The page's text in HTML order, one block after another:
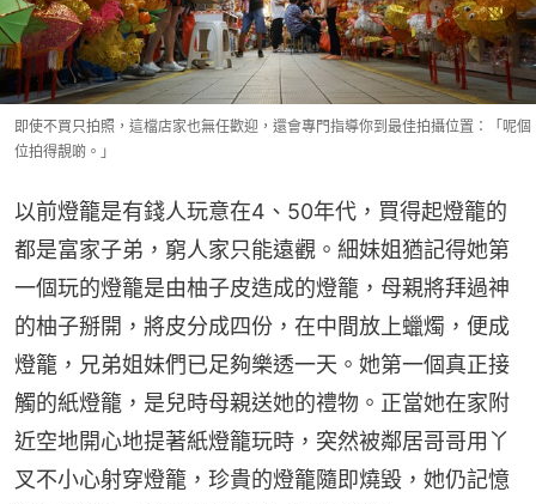
即使不買只拍照，這檔店家也無任歡迎，還會專門指導你到最佳拍攝位置：「呢個
位拍得靚啲。」
以前燈籠是有錢人玩意在4、50年代，買得起燈籠的
都是富家子弟，窮人家只能遠觀。細妹姐猶記得她第
一個玩的燈籠是由柚子皮造成的燈籠，母親將拜過神
的柚子掰開，將皮分成四份，在中間放上蠟燭，便成
燈籠，兄弟姐妹們已足夠樂透一天。她第一個真正接
觸的紙燈籠，是兒時母親送她的禮物。正當她在家附
近空地開心地提著紙燈籠玩時，突然被鄰居哥哥用丫
叉不小心射穿燈籠，珍貴的燈籠隨即燒毀，她仍記憶